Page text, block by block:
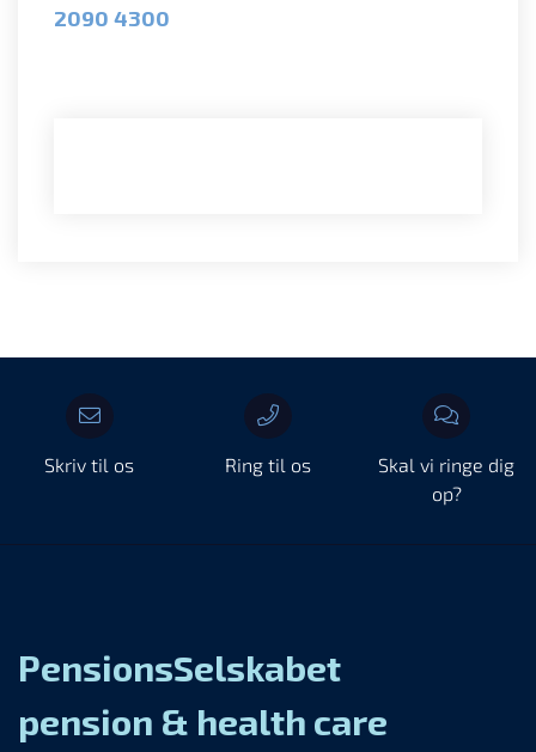
2090 4300
Skriv til os Ring til os
Skal vi ringe dig
op?
PensionsSelskabet
pension & health care